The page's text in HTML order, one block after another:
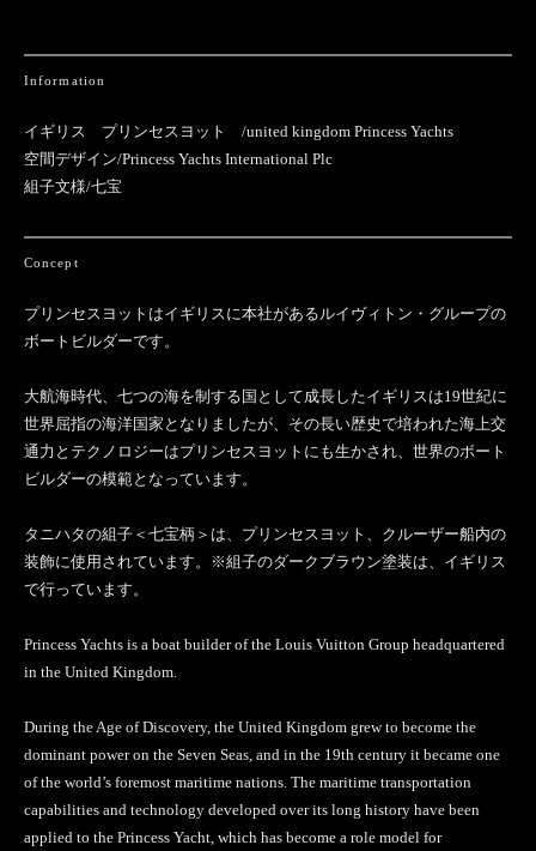
Information
イギリス プリンセスヨット /united kingdom Princess Yachts
空間デザイン/Princess Yachts International Plc
組子文様/七宝
Concept
プリンセスヨットはイギリスに本社があるルイヴィトン・グループの
ボートビルダーです。
大航海時代、七つの海を制する国として成長したイギリスは19世紀に
世界屈指の海洋国家となりましたが、その長い歴史で培われた海上交
通力とテクノロジーはプリンセスヨットにも生かされ、世界のボート
ビルダーの模範となっています。
タニハタの組子＜七宝柄＞は、プリンセスヨット、クルーザー船内の
装飾に使用されています。※組子のダークブラウン塗装は、イギリス
で行っています。
Princess Yachts is a boat builder of the Louis Vuitton Group headquartered
in the United Kingdom.
During the Age of Discovery, the United Kingdom grew to become the
dominant power on the Seven Seas, and in the 19th century it became one
of the world’s foremost maritime nations. The maritime transportation
capabilities and technology developed over its long history have been
applied to the Princess Yacht, which has become a role model for